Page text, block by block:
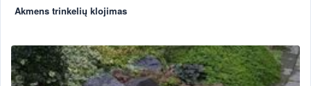
Akmens trinkelių klojimas